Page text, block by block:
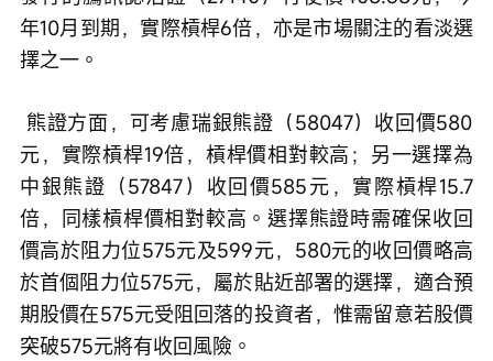
年10月到期，實際槓桿6倍，亦是市場關注的看淡選
擇之一。
元，實際槓桿19倍，槓桿價相對較高；另一選擇為
中銀熊證（57847）收回價585元，實際槓桿15.7
倍，同樣槓桿價相對較高。選擇熊證時需確保收回
價高於阻力位575元及599元，580元的收回價略高
於首個阻力位575元，屬於貼近部署的選擇，適合預
期股價在575元受阻回落的投資者，惟需留意若股價
突破575元將有收回風險。